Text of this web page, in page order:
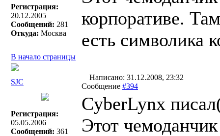
Регистрация:
20.12.2005
Сообщений: 281
Откуда: Москва
корпоративе.
есть символика
В начало страницы
SJC
Написано: 31.12.2008, 23:32
Сообщение #394
Регистрация:
05.05.2006
Сообщений: 361
СyberLynx
Этот